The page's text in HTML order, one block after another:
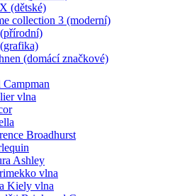
(dětské)
collection 3 (moderní)
(domácí značkové)
vlna
Broadhurst
Ashley
vlna
Kiely vlna